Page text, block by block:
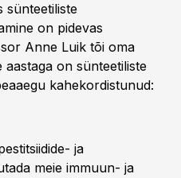
sünteetiliste
on pidevas
Anne Luik tõi oma
aastaga on sünteetiliste
kahekordistunud:
ja
meie immuun- ja